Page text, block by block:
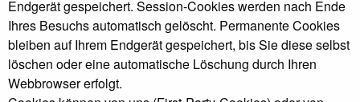
Endgerät gespeichert. Session-Cookies werden nach Ende
Ihres Besuchs automatisch gelöscht. Permanente Cookies
bleiben auf Ihrem Endgerät gespeichert, bis Sie diese selbst
löschen oder eine automatische Löschung durch Ihren
Webbrowser erfolgt.